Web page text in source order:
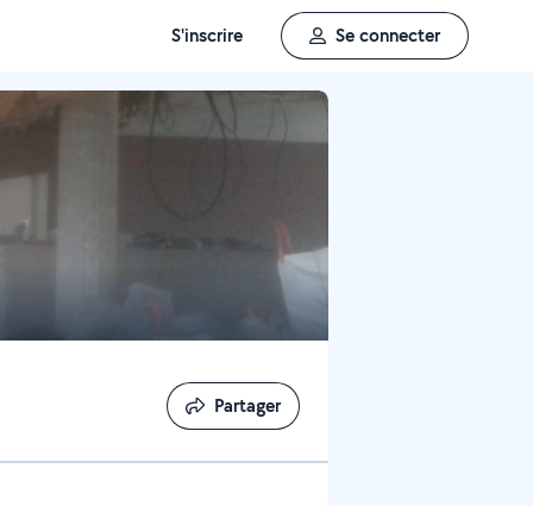
S'inscrire Se connecter
Partager
Partager